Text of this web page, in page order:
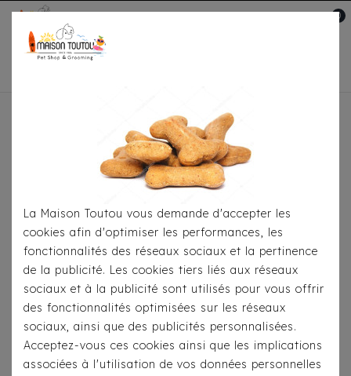
0
Pour Le Transport
Sac Bandoulière Milk & Pepper Keshia
Léopard
La Maison Toutou vous demande d'accepter les
cookies afin d'optimiser les performances, les
fonctionnalités des réseaux sociaux et la pertinence
de la publicité. Les cookies tiers liés aux réseaux
sociaux et à la publicité sont utilisés pour vous offrir
des fonctionnalités optimisées sur les réseaux
sociaux, ainsi que des publicités personnalisées.
Acceptez-vous ces cookies ainsi que les implications
associées à l'utilisation de vos données personnelles